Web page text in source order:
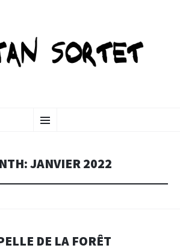
ART
Menu
TO
JANVIER 2022
DE LA FORÊT